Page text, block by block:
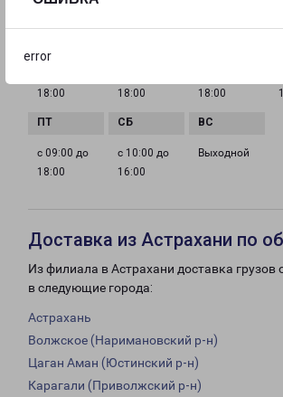
error
18:00
18:00
18:00
с 09:00 до
18:00
с 10:00 до
16:00
Выходной
Доставка из Астрахани по
Из филиала в Астрахани доставка грузов
в следующие города:
Астрахань
Волжское (Наримановский р-н)
Цаган Аман (Юстинский р-н)
Карагали (Приволжский р-н)